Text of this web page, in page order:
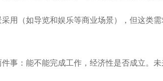
用（如导览和娱乐等商业场景），但这类
：能不能完成工作，经济性是否成立。